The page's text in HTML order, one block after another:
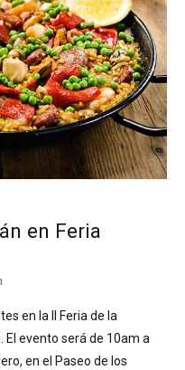
en Feria
en la II Feria de la
El evento será de 10am a
en el Paseo de los